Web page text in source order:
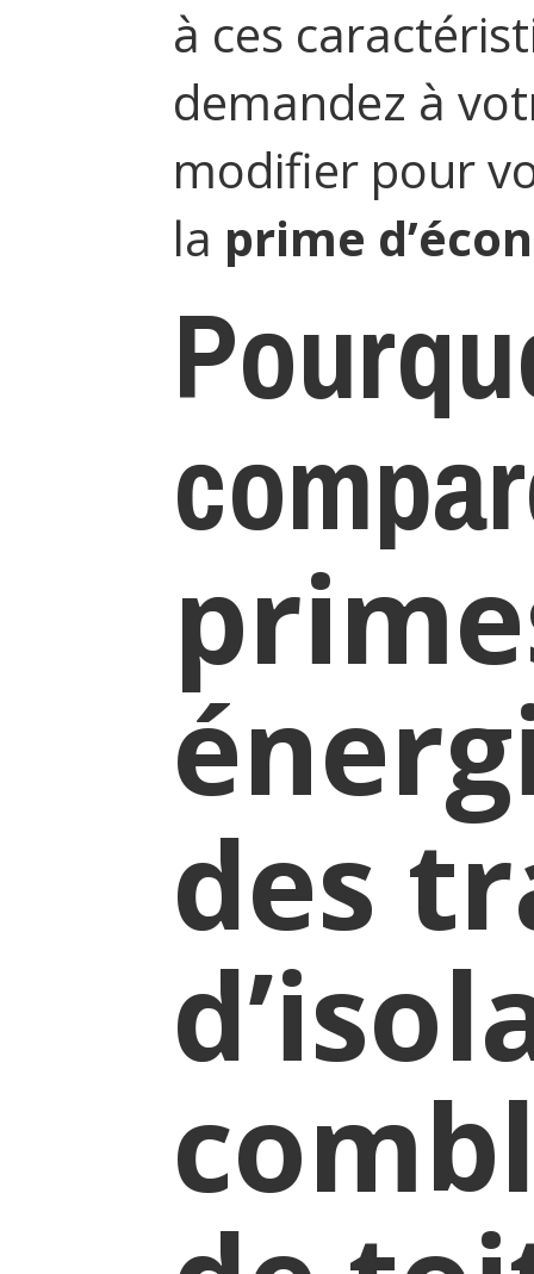
à ces
demandez à
modifier pour
la prime
des